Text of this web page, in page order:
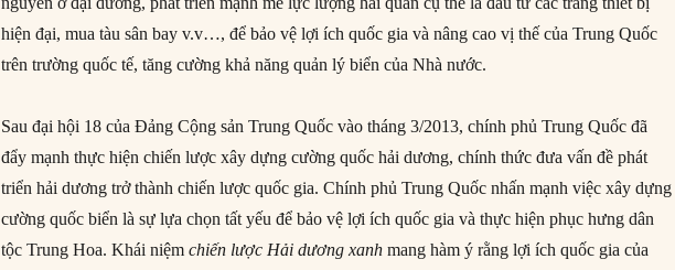
hiện đại, mua tàu sân bay v.v…, để bảo vệ lợi ích quốc gia và nâng cao vị thế của Trung Quốc
trên trường quốc tế, tăng cường khả năng quản lý biển của Nhà nước.
Sau đại hội 18 của Đảng Cộng sản Trung Quốc vào tháng 3/2013, chính phủ Trung Quốc đã
đẩy mạnh thực hiện chiến lược xây dựng cường quốc hải dương, chính thức đưa vấn đề phát
triển hải dương trở thành chiến lược quốc gia. Chính phủ Trung Quốc nhấn mạnh việc xây dựng
cường quốc biển là sự lựa chọn tất yếu để bảo vệ lợi ích quốc gia và thực hiện phục hưng dân
tộc Trung Hoa. Khái niệmchiến lược Hải dương xanh mang hàm ý rằng lợi ích quốc gia của